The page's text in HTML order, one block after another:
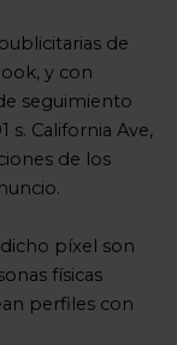
de
y con
seguimiento
s. California Ave,
de los
píxel son
físicas
perfiles con